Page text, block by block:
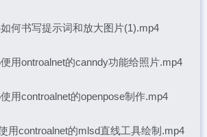
何书写提示词和放大图片(1).mp4
用ontroalnet的canndy功能给照片.mp4
用controalnet的openpose制作.mp4
用controalnet的mlsd直线工具绘制.mp4